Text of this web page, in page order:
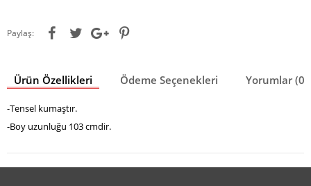
Paylaş:
Ürün Özellikleri Ödeme Seçenekleri Yorumlar (0)
-Tensel kumaştır.
-Boy uzunluğu 103 cmdir.